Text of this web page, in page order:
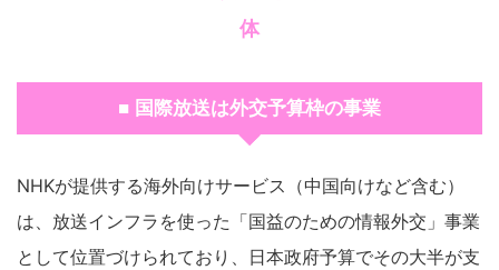
体
■ 国際放送は外交予算枠の事業
NHKが提供する海外向けサービス（中国向けなど含む）
は、放送インフラを使った「国益のための情報外交」事業
として位置づけられており、日本政府予算でその大半が支